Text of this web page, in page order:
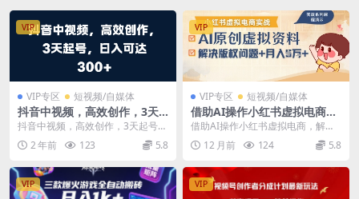
VIP
VIP专区 短视频/自媒体
抖音中视频，高效创作，3天
起号，日入可达3张【揭秘】
抖音中视频，高效创作，3天起号，
日入可达3张【揭秘】 项目介绍：
中视频计划堪称稳...
2 年前 123 5.8
VIP
VIP专区 短视频/自媒体
借助AI操作小红书虚拟电商，
解决资料版权问题，新手轻松
月入1W+
借助AI操作小红书虚拟电商，解决
资料版权问题，新手轻松月入1W+
课程简介： 操...
12 月前 124 5.8
VIP VIP